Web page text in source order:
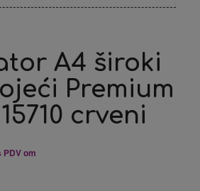
A4 široki
Premium
crveni
PDV om